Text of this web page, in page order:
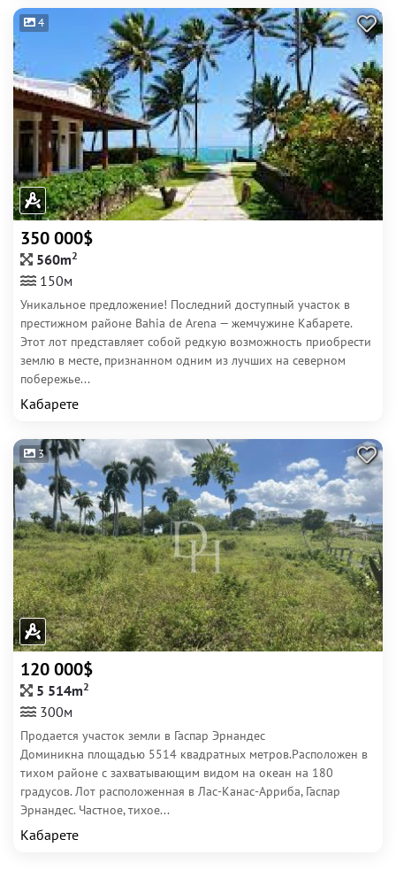
4
350 000$
560m2
150м
Уникальное предложение! Последний доступный участок в
престижном районе Bahia de Arena — жемчужине Кабарете.
Этот лот представляет собой редкую возможность приобрести
землю в месте, признанном одним из лучших на северном
побережье...
Кабарете
3
120 000$
5 514m2
300м
Продается участок земли в Гаспар Эрнандес
Доминикна площадью 5514 квадратных метров.Расположен в
тихом районе с захватывающим видом на океан на 180
градусов. Лот расположенная в Лас-Канас-Арриба, Гаспар
Эрнандес. Частное, тихое...
Кабарете